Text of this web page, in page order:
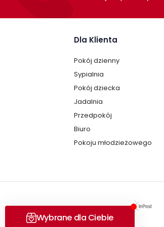
Dla Klienta
Pokój dzienny
Sypialnia
Pokój dziecka
Jadalnia
Przedpokój
Biuro
Pokoju młodzieżowego